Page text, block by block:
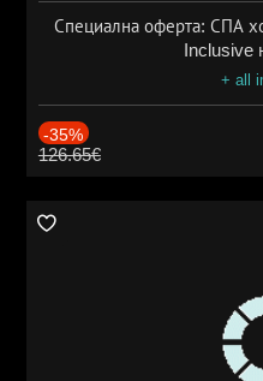
Специална оферта: СПА
Inclusive
+ all
-35%
126.65€